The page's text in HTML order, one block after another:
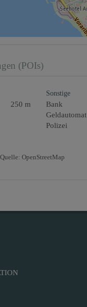
(POIs)
250 m
Sonstige
Bank
Geldautomat
Polizei
OpenStreetMap